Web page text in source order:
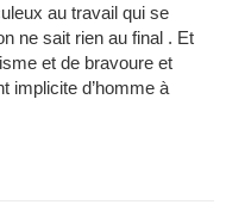
au travail qui se
ne sait rien au final . Et
et de bravoure et
implicite d’homme à